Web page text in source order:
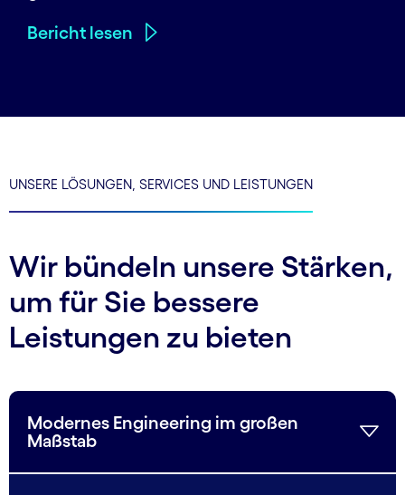
Bericht lesen
UNSERE LÖSUNGEN, SERVICES UND LEISTUNGEN
Wir bündeln unsere Stärken,
um für Sie bessere
Leistungen zu bieten
Modernes Engineering im großen
Maßstab